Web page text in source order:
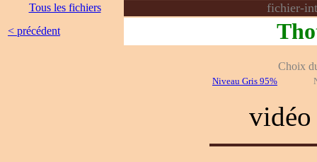
Tous les fichiers fichier-
< précédent
Choix
Niveau Gris 95%